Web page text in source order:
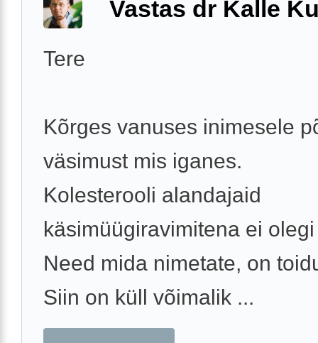
Vastas dr Kalle
Tere
Kõrges vanuses inimesele
väsimust mis iganes.
Kolesterooli alandajaid
käsimüügiravimitena ei
Need mida nimetate, on
Siin on küll võimalik ...